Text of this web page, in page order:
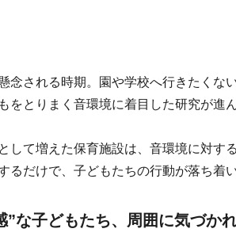
念される時期。園や学校へ行きたくな
とりまく音環境に着目した研究が進ん
して増えた保育施設は、音環境に対す
るだけで、子どもたちの行動が落ち着
”な子どもたち、周囲に気づか